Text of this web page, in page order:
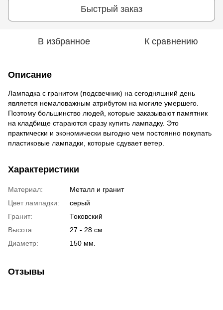
Быстрый заказ
В избранное К сравнению
Описание
Лампадка с гранитом (подсвечник) на сегодняшний день
является немаловажным атрибутом на могиле умершего.
Поэтому большинство людей, которые заказывают памятник
на кладбище стараются сразу купить лампадку. Это
практически и экономически выгодно чем постоянно покупать
пластиковые лампадки, которые сдувает ветер.
Характеристики
Материал:
Металл и гранит
Цвет лампадки:
серый
Гранит:
Токовский
Высота:
27 - 28 см.
Диаметр:
150 мм.
Отзывы